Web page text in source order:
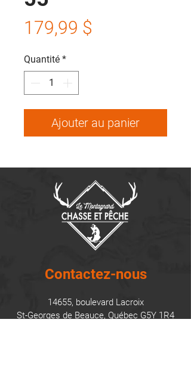
179,99 $
Quantité *
Ajouter au panier
Contactez-nous
14655, boulevard Lacroix
St-Georges de Beauce, Québec G5Y 1R4